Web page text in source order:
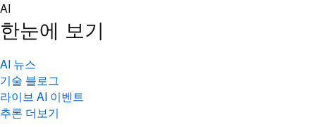
Skip
to
content
AI
한눈에 보기
AI 뉴스
기술 블로그
라이브 AI 이벤트
추론 더보기